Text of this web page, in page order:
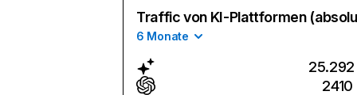
Traffic von KI-Plattformen
6 Monate
25.292
2410